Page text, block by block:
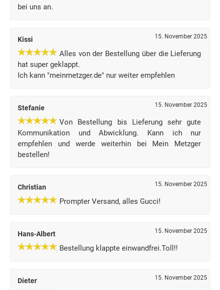
bei uns an.
Kissi 15. November 2025
Alles von der Bestellung über die Lieferung
hat super geklappt.
Ich kann "meinmetzger.de" nur weiter empfehlen
Stefanie 15. November 2025
Von Bestellung bis Lieferung sehr gute
Kommunikation und Abwicklung. Kann ich nur
empfehlen und werde weiterhin bei Mein Metzger
bestellen!
Christian 15. November 2025
Prompter Versand, alles Gucci!
Hans-Albert 15. November 2025
Bestellung klappte einwandfrei.Toll!!
Dieter 15. November 2025